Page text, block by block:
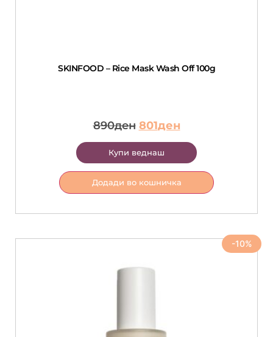
SKINFOOD – Rice Mask Wash Off 100g
890ден 801ден
Купи веднаш
Додади во кошничка
-10%